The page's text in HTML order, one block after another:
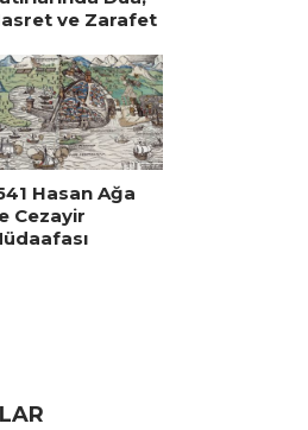
ve Zarafet
Hasan Ağa
Cezayir